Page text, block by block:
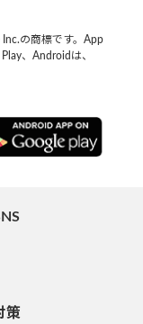
の商標です。App
、Androidは、
策